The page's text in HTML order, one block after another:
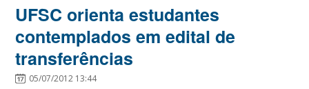
UFSC orienta estudantes
contemplados em edital de
transferências
05/07/2012 13:44